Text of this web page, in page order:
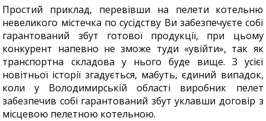
Простий приклад, перевівши на пелети котельню
невеликого містечка по сусідству Ви забезпечуєте собі
гарантований збут готової продукції, при цьому
конкурент напевно не зможе туди «увійти», так як
транспортна складова у нього буде вище. З усієї
новітньої історії згадується, мабуть, єдиний випадок,
коли у Володимирській області виробник пелет
забезпечив собі гарантований збут уклавши договір з
місцевою пелетною котельною.